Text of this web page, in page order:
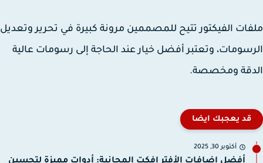
الفيكتور تتيح للمصممين مرونة كبيرة في تحرير وتعديل
وتعتبر أفضل خيار عند الحاجة إلى رسومات عالية
ومخصصة.
قد يعجبك ايضا
أكتوبر 30, 2025